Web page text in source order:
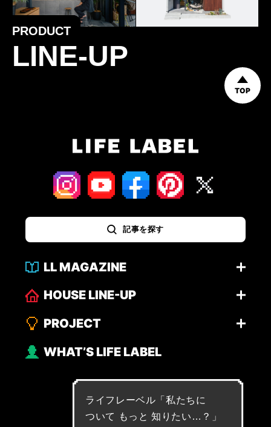
PRODUCT
LINE-UP
TOP
記事を探す
LL MAGAZINE
HOUSE LINE-UP
PROJECT
WHAT’S LIFE LABEL
ライフレーベル「私たち に
ついて も っ と 知 り た い … ？ 」